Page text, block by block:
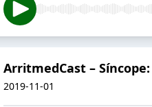
ArritmedCast –
2019-11-01